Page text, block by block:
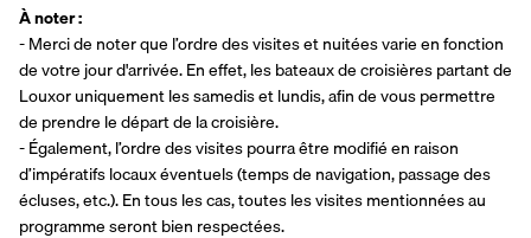
À noter :
- Merci de noter que l’ordre des visites et nuitées varie en fonction
de votre jour d'arrivée. En effet, les bateaux de croisières partant de
Louxor uniquement les samedis et lundis, afin de vous permettre
de prendre le départ de la croisière.
- Également, l’ordre des visites pourra être modifié en raison
d’impératifs locaux éventuels (temps de navigation, passage des
écluses, etc.). En tous les cas, toutes les visites mentionnées au
programme seront bien respectées.